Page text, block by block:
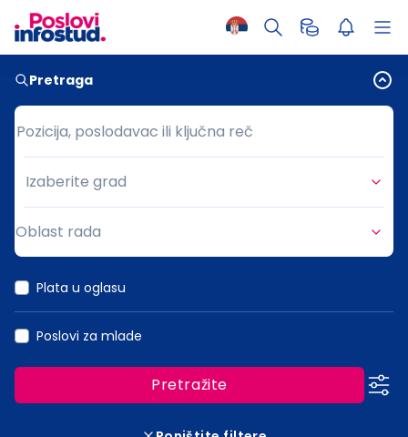
Pretraga
Pozicija, poslodavac ili ključna reč
Pozicija, poslodavac ili ključna reč
Grad
Izaberite grad
Oblast rada
Plata u oglasu
Poslovi za mlade
Pretražite